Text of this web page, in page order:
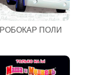
РОБОКАР ПОЛИ